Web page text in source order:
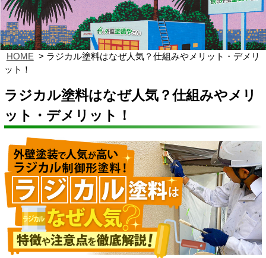
HOME
ラジカル塗料はなぜ人気？仕組みやメリット・デメリ
ット！
ラジカル塗料はなぜ人気？仕組みやメリ
ット・デメリット！